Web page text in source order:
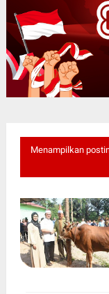
Menampilkan